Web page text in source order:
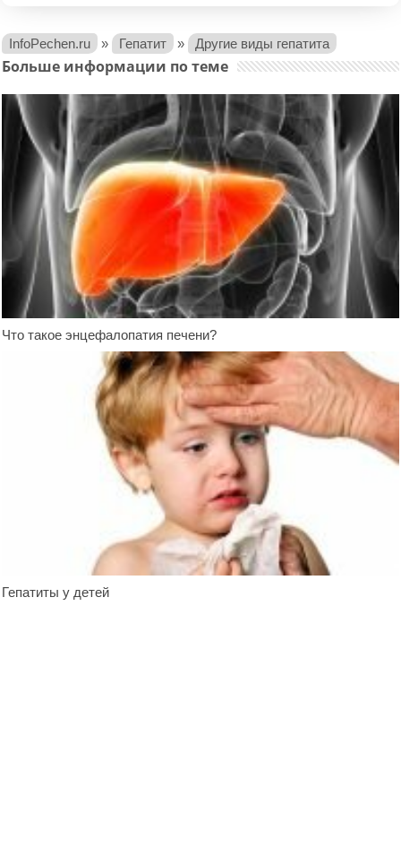
InfoPechen.ru » Гепатит » Другие виды гепатита
Больше информации по теме
Что такое энцефалопатия печени?
Гепатиты у детей